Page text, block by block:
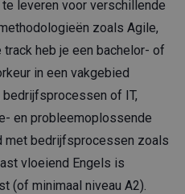
leveren voor verschillende
zoals Agile,
heb je een bachelor- of
in een vakgebied
of IT,
en probleemoplossende
met bedrijfsprocessen zoals
vloeiend Engels is
(of minimaal niveau A2).